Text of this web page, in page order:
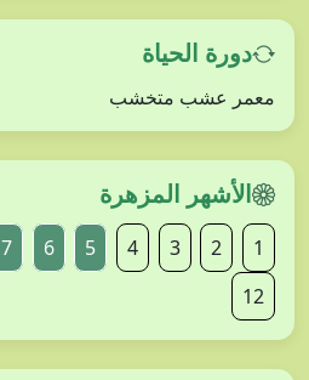
دورة الحياة
معمر عشب متخشب
الأشهر المزهرة
1
2
3
4
5
6
7
12